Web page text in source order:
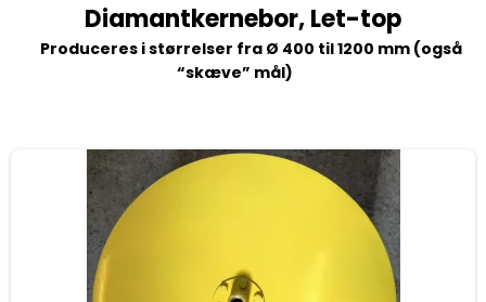
Diamantkernebor, Let-top
Produceres i størrelser fra Ø 400 til 1200 mm (også
“skæve” mål)